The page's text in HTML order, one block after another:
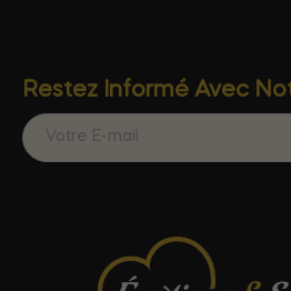
Restez Informé Avec